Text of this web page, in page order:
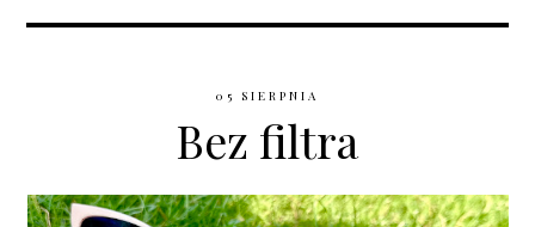
05 SIERPNIA
Bez filtra